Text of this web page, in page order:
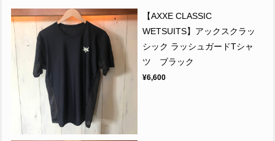
【AXXE CLASSIC
WETSUITS】アックスクラッ
シック ラッシュガードTシャ
ツ ブラック
¥6,600